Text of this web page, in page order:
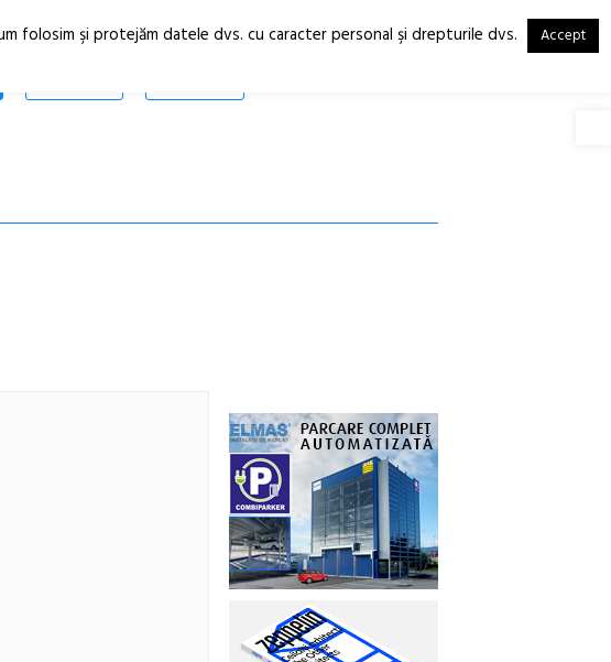
RO
EN
folosim şi protejăm datele dvs. cu caracter personal şi drepturile dvs. Accept